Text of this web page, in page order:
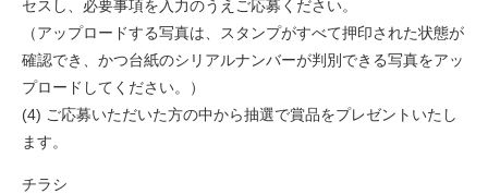
セスし、必要事項を入力のうえご応募ください。
（アップロードする写真は、スタンプがすべて押印された状態が
確認でき、かつ台紙のシリアルナンバーが判別できる写真をアッ
プロードしてください。）
(4) ご応募いただいた方の中から抽選で賞品をプレゼントいたし
ます。
チラシ